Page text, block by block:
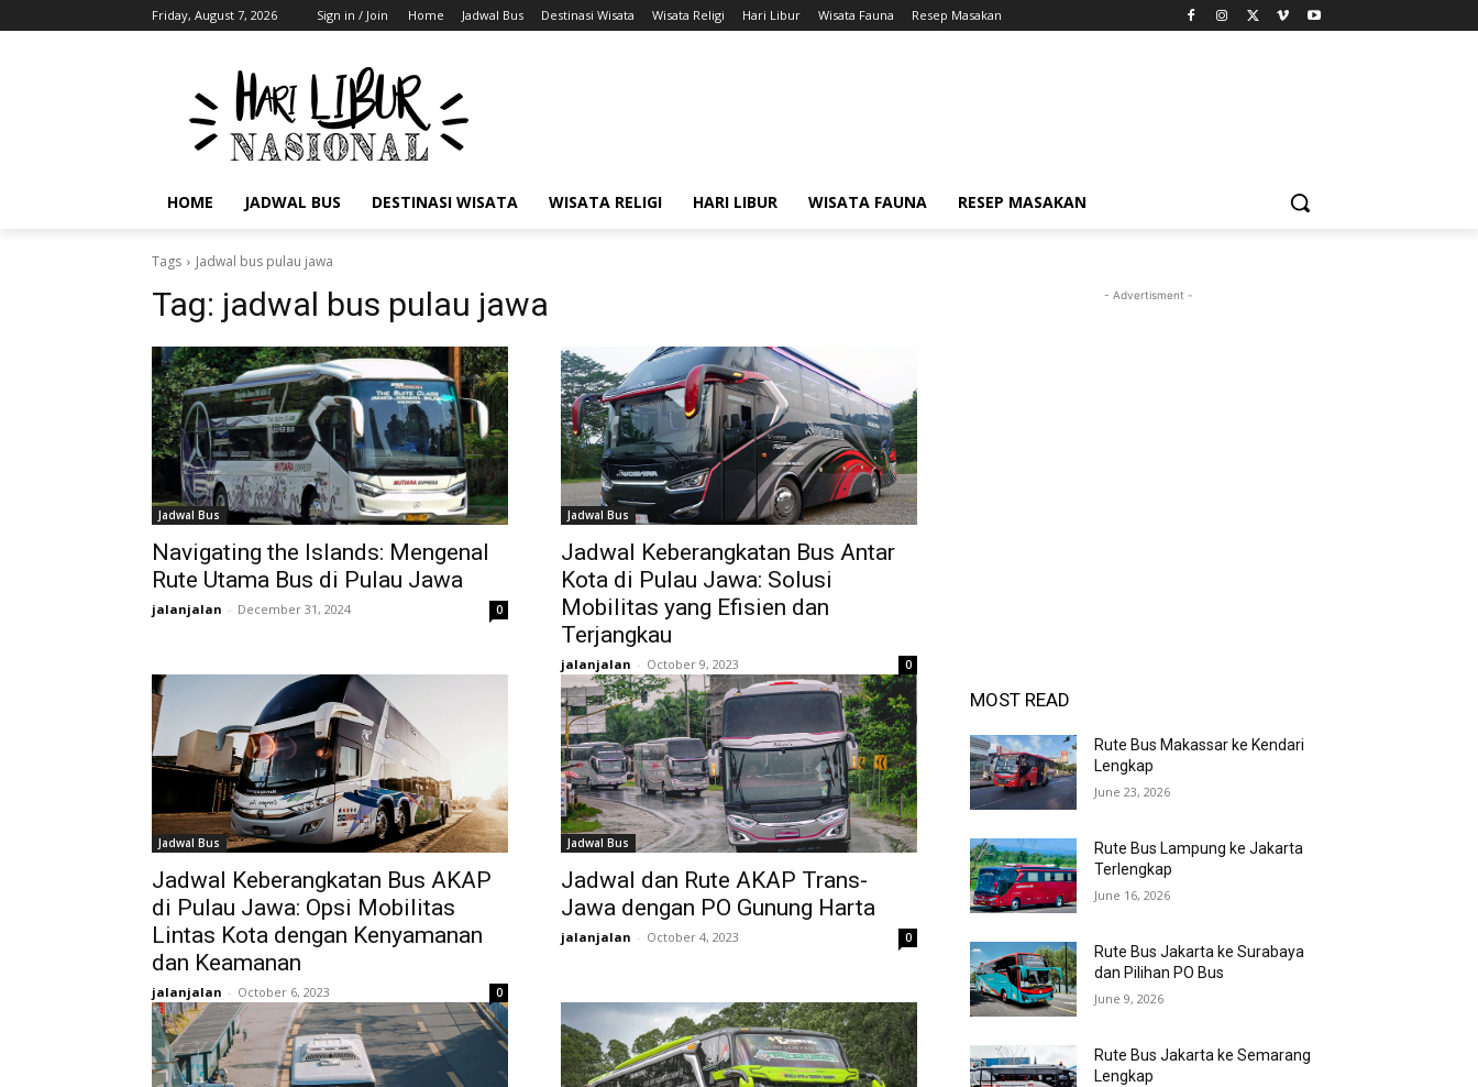
Friday, August 7, 2026 Sign in / Join Home Jadwal Bus Destinasi Wisata Wisata Religi Hari Libur Wisata Fauna Resep Masakan
HOME JADWAL BUS DESTINASI WISATA WISATA RELIGI HARI LIBUR WISATA FAUNA RESEP MASAKAN
Tags Jadwal bus pulau jawa
Tag: jadwal bus pulau jawa
Jadwal Bus
Navigating the Islands: Mengenal
Rute Utama Bus di Pulau Jawa
jalanjalan - December 31, 2024 0
Jadwal Bus
Jadwal Keberangkatan Bus Antar
Kota di Pulau Jawa: Solusi
Mobilitas yang Efisien dan
Terjangkau
jalanjalan - October 9, 2023 0
Jadwal Bus
Jadwal Keberangkatan Bus AKAP
di Pulau Jawa: Opsi Mobilitas
Lintas Kota dengan Kenyamanan
dan Keamanan
jalanjalan - October 6, 2023 0
Jadwal Bus
Jadwal dan Rute AKAP Trans-
Jawa dengan PO Gunung Harta
jalanjalan - October 4, 2023 0
- Advertisment -
MOST READ
Rute Bus Makassar ke Kendari
Lengkap
June 23, 2026
Rute Bus Lampung ke Jakarta
Terlengkap
June 16, 2026
Rute Bus Jakarta ke Surabaya
dan Pilihan PO Bus
June 9, 2026
Rute Bus Jakarta ke Semarang
Lengkap